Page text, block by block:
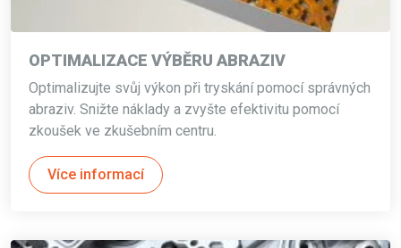
OPTIMALIZACE VÝBĚRU ABRAZIV
Optimalizujte svůj výkon při tryskání pomocí správných
abraziv. Snižte náklady a zvyšte efektivitu pomocí
zkoušek ve zkušebním centru.
Více informací